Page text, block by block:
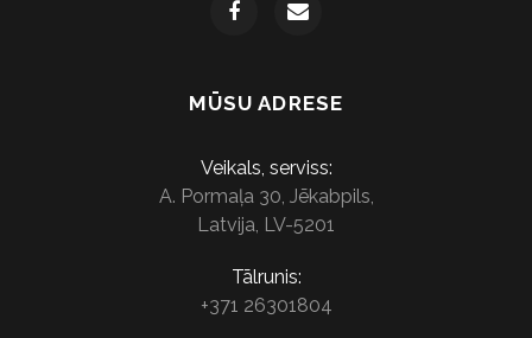
MŪSU ADRESE
Veikals, serviss:
A. Pormaļa 30, Jēkabpils,
Latvija, LV-5201
Tālrunis:
+371 26301804